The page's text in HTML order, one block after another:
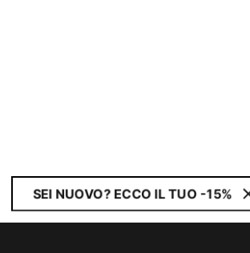
SEI NUOVO? ECCO IL TUO -15%